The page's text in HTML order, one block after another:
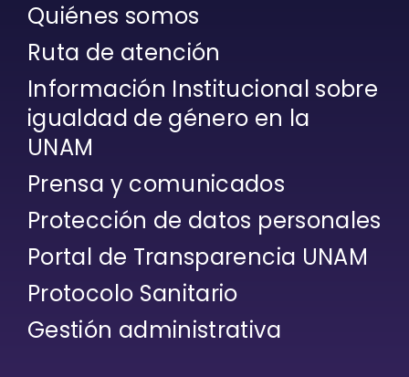
Quiénes somos
Ruta de atención
Información Institucional sobre
igualdad de género en la
UNAM
Prensa y comunicados
Protección de datos personales
Portal de Transparencia UNAM
Protocolo Sanitario
Gestión administrativa